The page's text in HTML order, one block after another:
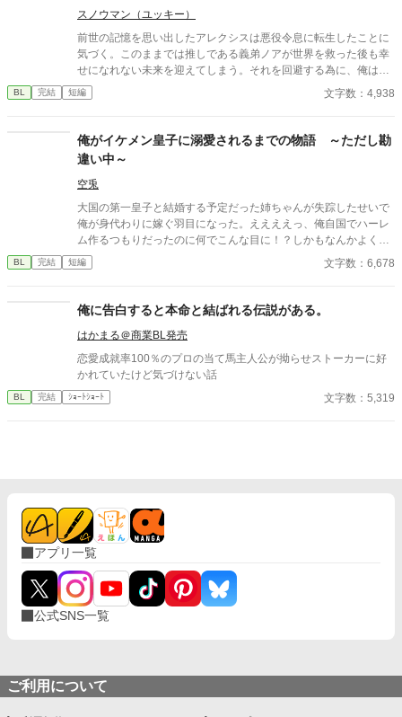
スノウマン（ユッキー）
前世の記憶を思い出したアレクシスは悪役令息に転生したことに
気づく。このままでは推しである義弟ノアが世界を救った後も幸
せになれない未来を迎えてしまう。それを回避する為に、俺は舞
台から退場することを選んだ。全てを燃やし尽くす事で。 そんな
俺の行動によってノアが俺に執着することになるとも知らずに。
BL 完結 短編 文字数：4,938
俺がイケメン皇子に溺愛されるまでの物語 ～ただし勘
違い中～
空兎
大国の第一皇子と結婚する予定だった姉ちゃんが失踪したせいで
俺が身代わりに嫁ぐ羽目になった。ええええっ、俺自国でハーレ
ム作るつもりだったのに何でこんな目に！？しかもなんかよくわ
からんが皇子にめっちゃ嫌われているんですけど！？このままだ
と自国の存続が危なそうなので仕方なしにチートスキル使いなが
るんだけどその度に皇子が不機嫌になります。なにこれめんど
い。
BL 完結 短編 文字数：6,678
俺に告白すると本命と結ばれる伝説がある。
はかまる＠商業BL発売
恋愛成就率100％のプロの当て馬主人公が拗らせストーカーに好
かれていたけど気づけない話
BL 完結 ｼｮｰﾄｼｮｰﾄ 文字数：5,319
アプリ一覧
公式SNS一覧
ご利用について